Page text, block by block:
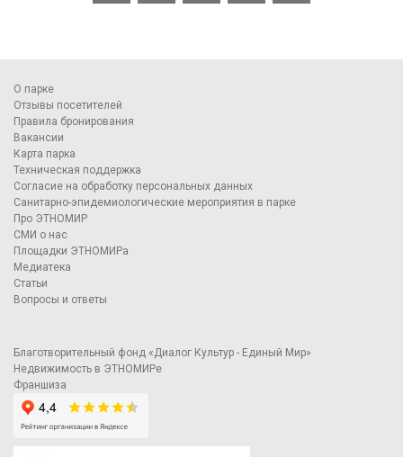
О парке
Отзывы посетителей
Правила бронирования
Вакансии
Карта парка
Техническая поддержка
Согласие на обработку персональных данных
Санитарно-эпидемиологические мероприятия в парке
Про ЭТНОМИР
СМИ о нас
Площадки ЭТНОМИРа
Медиатека
Статьи
Вопросы и ответы
Благотворительный фонд «Диалог Культур - Единый Мир»
Недвижимость в ЭТНОМИРе
Франшиза